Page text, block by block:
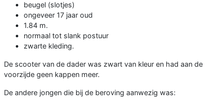
beugel (slotjes)
ongeveer 17 jaar oud
1.84 m.
normaal tot slank postuur
zwarte kleding.
De scooter van de dader was zwart van kleur en had aan de
voorzijde geen kappen meer.
De andere jongen die bij de beroving aanwezig was: